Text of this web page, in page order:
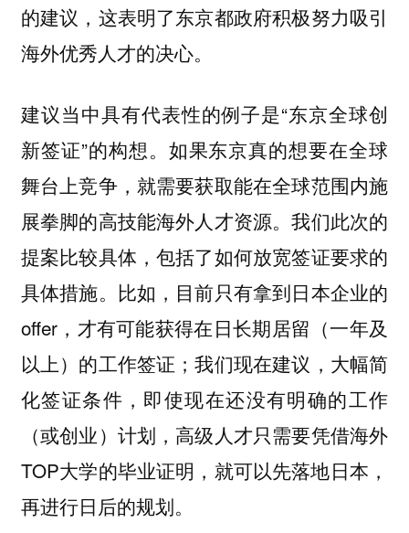
的建议，这表明了东京都政府积极努力吸引
海外优秀人才的决心。
建议当中具有代表性的例子是“东京全球创
新签证”的构想。如果东京真的想要在全球
舞台上竞争，就需要获取能在全球范围内施
展拳脚的高技能海外人才资源。我们此次的
提案比较具体，包括了如何放宽签证要求的
具体措施。比如，目前只有拿到日本企业的
offer，才有可能获得在日长期居留（一年及
以上）的工作签证；我们现在建议，大幅简
化签证条件，即使现在还没有明确的工作
（或创业）计划，高级人才只需要凭借海外
TOP大学的毕业证明，就可以先落地日本，
再进行日后的规划。